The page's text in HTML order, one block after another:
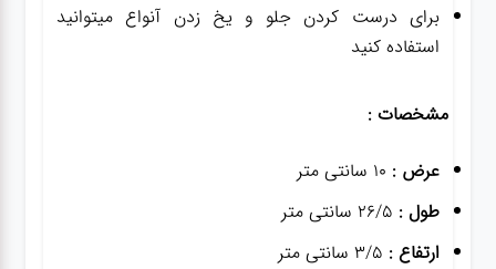
برای درست کردن جلو و یخ زدن آنواع میتوانید
استفاده کنید
مشخصات :
عرض : 10 سانتی متر
طول : 26/5 سانتی متر
ارتفاع : 3/5 سانتی متر